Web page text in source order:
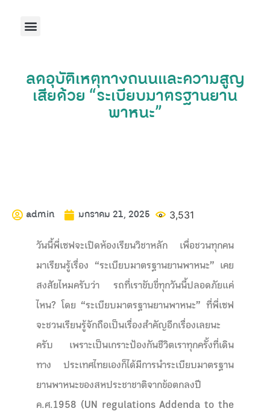
ลดอุบัติเหตุทางถนนและความสูญ
เสียด้วย “ระเบียบมาตรฐานยาน
พาหนะ”
admin มกราคม 21, 2025 3,531
วันนี้พี่เซฟจะเปิดห้องเรียนวิชาหลัก เพื่อชวนทุกคน
มาเรียนรู้เรื่อง “ระเบียบมาตรฐานยานพาหนะ” เคย
สงสัยไหมครับว่า รถที่เราขับขี่ทุกวันนี้ปลอดภัยแค่
ไหน? โดย “ระเบียบมาตรฐานยานพาหนะ” ที่พี่เซฟ
จะชวนเรียนรู้จักถือเป็นเรื่องสำคัญอีกเรื่องเลยนะ
ครับ เพราะเป็นเกราะป้องกันชีวิตเราทุกครั้งที่เดิน
ทาง ประเทศไทยเองก็ได้มีการนำระเบียบมาตรฐาน
ยานพาหนะของสหประชาชาติจากข้อตกลงปี
ค.ศ.1958 (UN regulations Addenda to the